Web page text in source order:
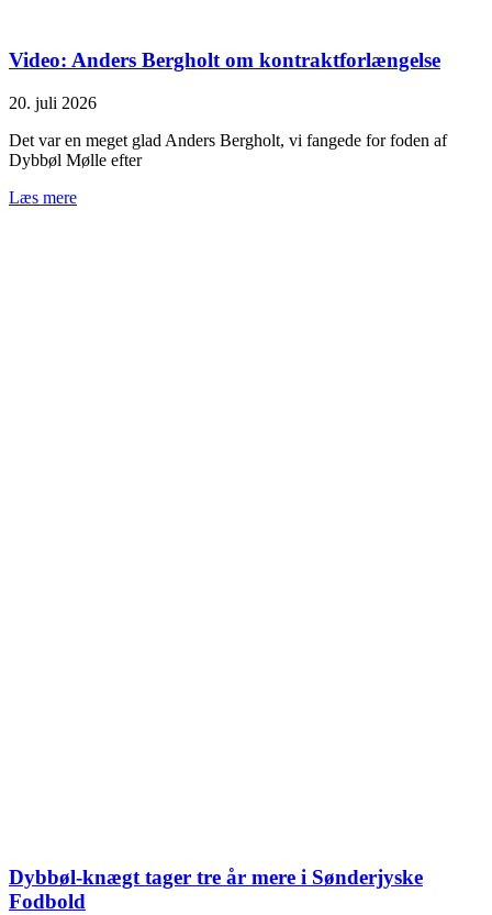
Video: Anders Bergholt om kontraktforlængelse
20. juli 2026
Det var en meget glad Anders Bergholt, vi fangede for foden af
Dybbøl Mølle efter
Læs mere
Dybbøl-knægt tager tre år mere i Sønderjyske
Fodbold